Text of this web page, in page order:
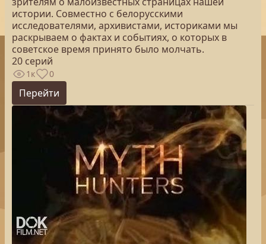
истории. Совместно с белорусскими
исследователями, архивистами, историками мы
раскрываем о фактах и событиях, о которых в
советское время принято было молчать.
20 серий
1к 0
Перейти